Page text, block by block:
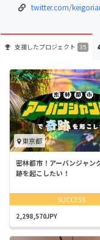
twitter.com/
支援したプロジェクト 35
東京都
密林都市！アーバンジャン
跡を起こしたい！
SUCCESS
2,298,570JPY